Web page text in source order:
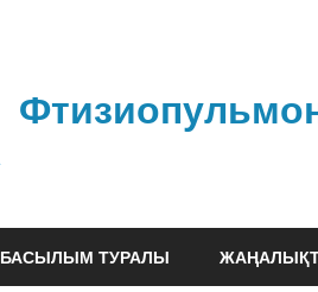
БАСЫЛЫМ ТУРАЛЫ